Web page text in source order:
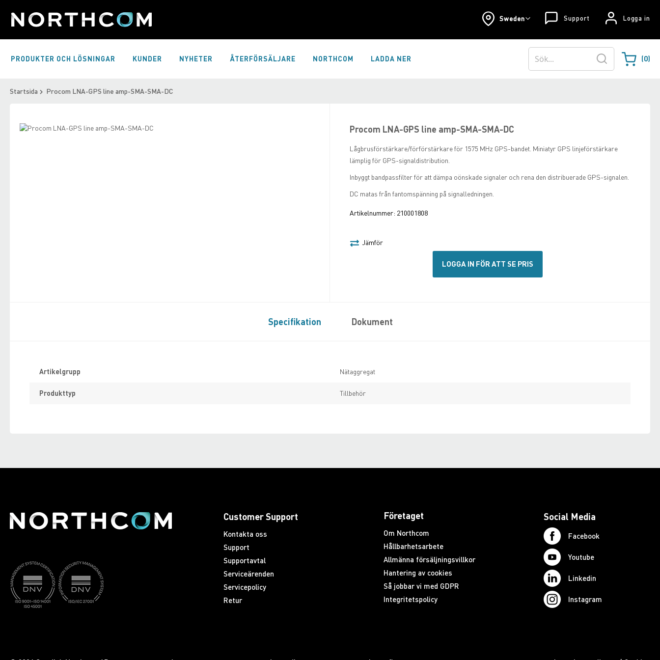
Logga in
Support
Skip
Sweden
PRODUKTER OCH LÖSNINGAR KUNDER NYHETER ÅTERFÖRSÄLJARE NORTHCOM LADDA NER Varukorgen
0
Sök
Startsida Procom LNA-GPS line amp-SMA-SMA-DC
Procom LNA-GPS line amp-SMA-SMA-DC
Lågbrusförstärkare/förförstärkare för 1575 MHz GPS-bandet. Miniatyr GPS linjeförstärkare
lämplig för GPS-signaldistribution.
Inbyggt bandpassfilter för att dämpa oönskade signaler och rena den distribuerade GPS-signalen.
DC matas från fantomspänning på signalledningen.
Artikelnummer: 210001808
Jämför
LOGGA IN FÖR ATT SE PRIS
Skip
Specifikation Dokument
Artikelgrupp Nätaggregat
Produkttyp Tillbehör
Customer Support
Kontakta oss
Support
Supportavtal
Serviceärenden
Servicepolicy
Retur
Företaget
Om Northcom
Hållbarhetsarbete
Allmänna försäljningsvillkor
Hantering av cookies
Så jobbar vi med GDPR
Integritetspolicy
Social Media
Facebook
Youtube
Linkedin
Instagram